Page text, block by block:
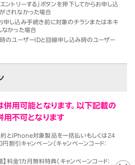
ントリーする」ボタンを押下してからお申し込
されなかった場合
申し込み手続き前に対象のチラシまたは本キ
なかった場合
時のユーザーIDと回線申し込み時のユーザー
併用可能となります。以下記載の
用不可となります
とiPhone対象製品を一括払いもしくは24
引キャンペーン（キャンペーンコード：
】料金1カ月無料特典（キャンペーンコード：